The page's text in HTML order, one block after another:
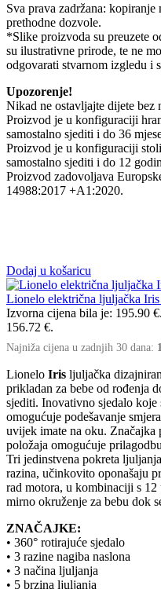
Sva prava zadržana: kopiranje
prethodne dozvole.
*Slike proizvoda su preuzete
su ilustrativne prirode, te ne
odgovarati stvarnom izgledu i
Upozorenje!
Nikad ne ostavljajte dijete bez
Proizvod je u konfiguraciji
samostalno sjediti i do 36
Proizvod je u konfiguraciji
samostalno sjediti i do 12
Proizvod zadovoljava
14988:2017 +A1:2020.
Dodaj u košaricu
Lionelo električna ljuljačka
Izvorna cijena bila je: 195.90 €.
156.72 €.
Najniža cijena u zadnjih 30 dana:
Lionelo Iris ljuljačka
prikladan za bebe od rođenja
sjediti. Inovativno sjedalo koje
omogućuje podešavanje
uvijek imate na oku. Značajka
položaja omogućuje
Tri jedinstvena pokreta
razina, učinkovito oponašaju
rad motora, u kombinaciji s
mirno okruženje za bebu dok
ZNAČAJKE:
• 360° rotirajuće sjedalo
• 3 razine nagiba naslona
• 3 načina ljuljanja
• 5 brzina ljuljanja